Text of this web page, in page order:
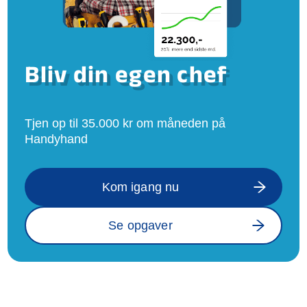
Bliv din egen chef
Tjen op til 35.000 kr om måneden på
Handyhand
Kom igang nu
Se opgaver